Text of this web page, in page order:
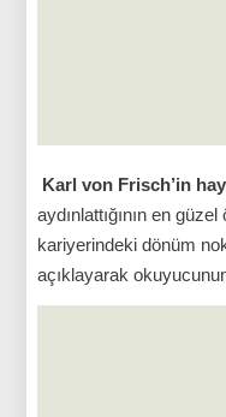
Karl von Frisch’in
aydınlattığının en
kariyerindeki dönüm
açıklayarak